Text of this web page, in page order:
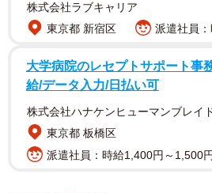
子猫にはまだへその緒が付いてお
状態。あと数十分遅ければ、ゴミ
株式会社ラブキャリア
東京都 新宿区
派遣社員
大学病院のレセプトサポート事
給/データ入力/日払い可
株式会社ハナケンヒューマンブレイ
東京都 板橋区
派遣社員：時給1,400円～1,500円